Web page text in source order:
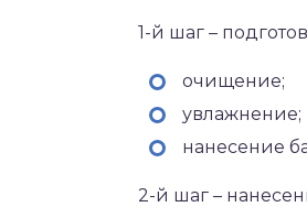
1-й шаг –
очищение;
увлажнение;
нанесение
2-й шаг –